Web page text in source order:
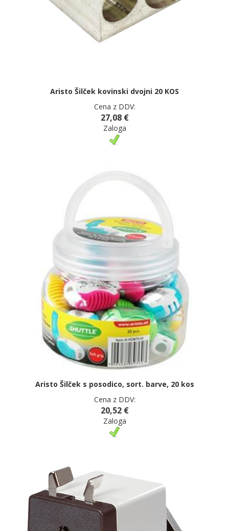
Aristo Šilček kovinski dvojni 20 KOS
Cena z DDV:
27,08 €
Zaloga
Aristo Šilček s posodico, sort. barve, 20 kos
Cena z DDV:
20,52 €
Zaloga